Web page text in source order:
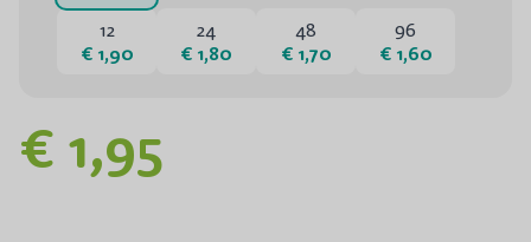
96
€ 1,60
48
€ 1,70
24
€ 1,80
12
€ 1,90
€ 1,95